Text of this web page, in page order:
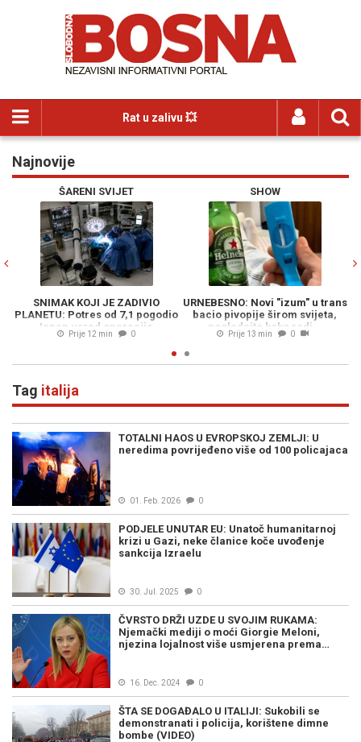
Rat u zalivu 💥
Najnovije
ŠARENI SVIJET
SNIMAK KOJI JE ZADIVIO
PLANETU: Potres od 7,1 pogodio
Japan usred operacije,
pogledajte reakciju ovih hirurga
Prije 12 min 0
SHOW
URNEBESNO: Novi "izum" u trans
bacio pivopije širom svijeta,
pogledajte kako radi...
Prije 13 min 0
Tag italija
TOTALNI HAOS U EVROPSKOJ ZEMLJI: U
neredima povrijeđeno više od 100 policajaca
01. Feb. 2026 0
PODJELE UNUTAR EU: Unatoč humanitarnoj
krizi u Gazi, neke članice koče uvođenje
sankcija Izraelu
30. Jul. 2025 0
ČVRSTO DRŽI UZDE U SVOJIM RUKAMA:
Njemački mediji o moći Giorgie Meloni,
njezina lojalnost više usmjerena prema…
16. Dec. 2024 0
ŠTA SE DOGAĐALO U ITALIJI: Sukobili se
demonstranati i policija, korištene dimne
bombe (VIDEO)